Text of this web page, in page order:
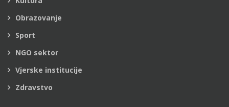
Obrazovanje
Sport
NGO sektor
Vjerske institucije
Zdravstvo